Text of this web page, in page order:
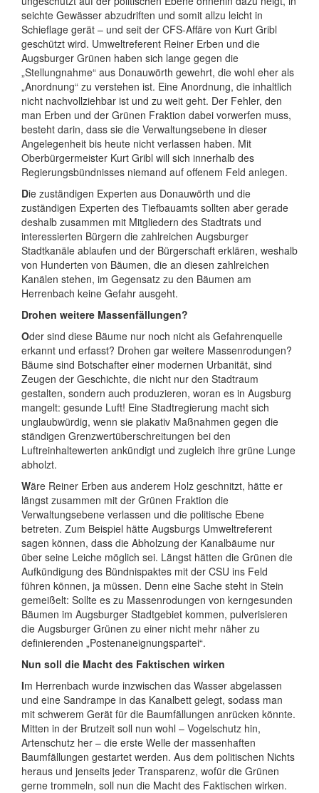
seichte Gewässer abzudriften und somit allzu leicht in
Schieflage gerät – und seit der CFS-Affäre von Kurt Gribl
geschützt wird. Umweltreferent Reiner Erben und die
Augsburger Grünen haben sich lange gegen die
„Stellungnahme“ aus Donauwörth gewehrt, die wohl eher als
„Anordnung“ zu verstehen ist. Eine Anordnung, die inhaltlich
nicht nachvollziehbar ist und zu weit geht. Der Fehler, den
man Erben und der Grünen Fraktion dabei vorwerfen muss,
besteht darin, dass sie die Verwaltungsebene in dieser
Angelegenheit bis heute nicht verlassen haben. Mit
Oberbürgermeister Kurt Gribl will sich innerhalb des
Regierungsbündnisses niemand auf offenem Feld anlegen.
Die zuständigen Experten aus Donauwörth und die
zuständigen Experten des Tiefbauamts sollten aber gerade
deshalb zusammen mit Mitgliedern des Stadtrats und
interessierten Bürgern die zahlreichen Augsburger
Stadtkanäle ablaufen und der Bürgerschaft erklären, weshalb
von Hunderten von Bäumen, die an diesen zahlreichen
Kanälen stehen, im Gegensatz zu den Bäumen am
Herrenbach keine Gefahr ausgeht.
Drohen weitere Massenfällungen?
Oder sind diese Bäume nur noch nicht als Gefahrenquelle
erkannt und erfasst? Drohen gar weitere Massenrodungen?
Bäume sind Botschafter einer modernen Urbanität, sind
Zeugen der Geschichte, die nicht nur den Stadtraum
gestalten, sondern auch produzieren, woran es in Augsburg
mangelt: gesunde Luft! Eine Stadtregierung macht sich
unglaubwürdig, wenn sie plakativ Maßnahmen gegen die
ständigen Grenzwertüberschreitungen bei den
Luftreinhaltewerten ankündigt und zugleich ihre grüne Lunge
abholzt.
Wäre Reiner Erben aus anderem Holz geschnitzt, hätte er
längst zusammen mit der Grünen Fraktion die
Verwaltungsebene verlassen und die politische Ebene
betreten. Zum Beispiel hätte Augsburgs Umweltreferent
sagen können, dass die Abholzung der Kanalbäume nur
über seine Leiche möglich sei. Längst hätten die Grünen die
Aufkündigung des Bündnispaktes mit der CSU ins Feld
führen können, ja müssen. Denn eine Sache steht in Stein
gemeißelt: Sollte es zu Massenrodungen von kerngesunden
Bäumen im Augsburger Stadtgebiet kommen, pulverisieren
die Augsburger Grünen zu einer nicht mehr näher zu
definierenden „Postenaneignungspartei“.
Nun soll die Macht des Faktischen wirken
Im Herrenbach wurde inzwischen das Wasser abgelassen
und eine Sandrampe in das Kanalbett gelegt, sodass man
mit schwerem Gerät für die Baumfällungen anrücken könnte.
Mitten in der Brutzeit soll nun wohl – Vogelschutz hin,
Artenschutz her – die erste Welle der massenhaften
Baumfällungen gestartet werden. Aus dem politischen Nichts
heraus und jenseits jeder Transparenz, wofür die Grünen
gerne trommeln, soll nun die Macht des Faktischen wirken.